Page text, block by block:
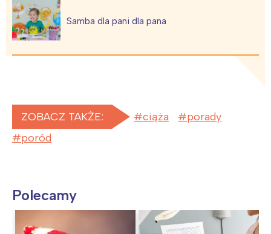
Samba dla pani dla pana
ZOBACZ TAKŻE: ciąża
porady
poród
Polecamy